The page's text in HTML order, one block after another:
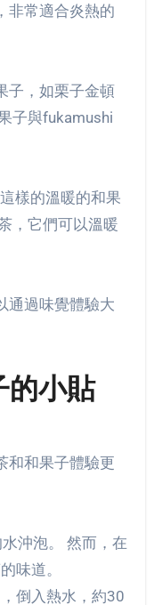
非常適合炎熱的
子，如栗子金頓
子與fukamushi
樣的溫暖的和果
，它們可以溫暖
通過味覺體驗大
的小貼
和和果子體驗更
沖泡。 然而，在
味道。
倒入熱水，約30